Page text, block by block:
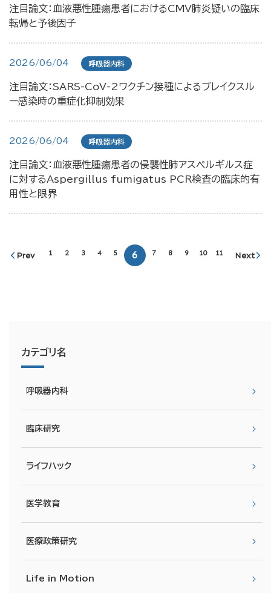
注目論文：血液悪性腫瘍患者におけるCMV肺炎疑いの臨床
転帰と予後因子
2026/06/04 呼吸器内科
注目論文：SARS-CoV-2ワクチン接種によるブレイクスル
ー感染時の重症化抑制効果
2026/06/04 呼吸器内科
注目論文：血液悪性腫瘍患者の侵襲性肺アスペルギルス症
に対するAspergillus fumigatus PCR検査の臨床的有
用性と限界
Prev 1 2 3 4 5 6 7 8 9 10 11 Next
カテゴリ名
呼吸器内科
臨床研究
ライフハック
医学教育
医療政策研究
Life in Motion